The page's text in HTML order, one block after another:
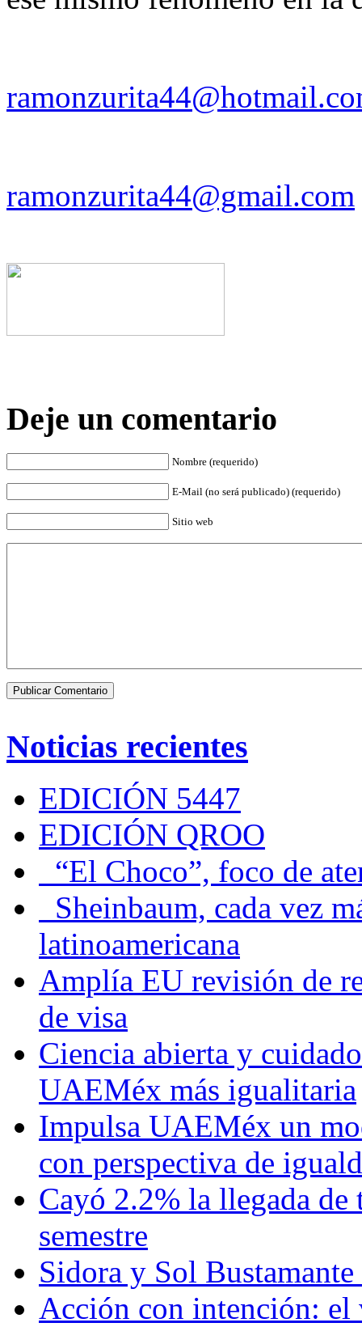
ramonzurita44@gmail.com
Deje un comentario
Nombre (requerido)
E-Mail (no será publicado) (requerido)
Sitio web
Noticias recientes
EDICIÓN 5447
EDICIÓN QROO
“El Choco”, foco de
Sheinbaum, cada vez
latinoamericana
Amplía EU revisión de
de visa
Ciencia abierta y
UAEMéx más igualitaria
Impulsa UAEMéx un
con perspectiva de
Cayó 2.2% la llegada de
semestre
Sidora y Sol
Acción con intención: el